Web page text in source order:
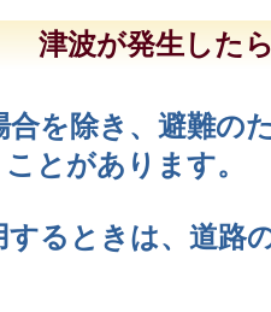
津波が発生したら
を除き、避難の
とがあります。
るときは、道路